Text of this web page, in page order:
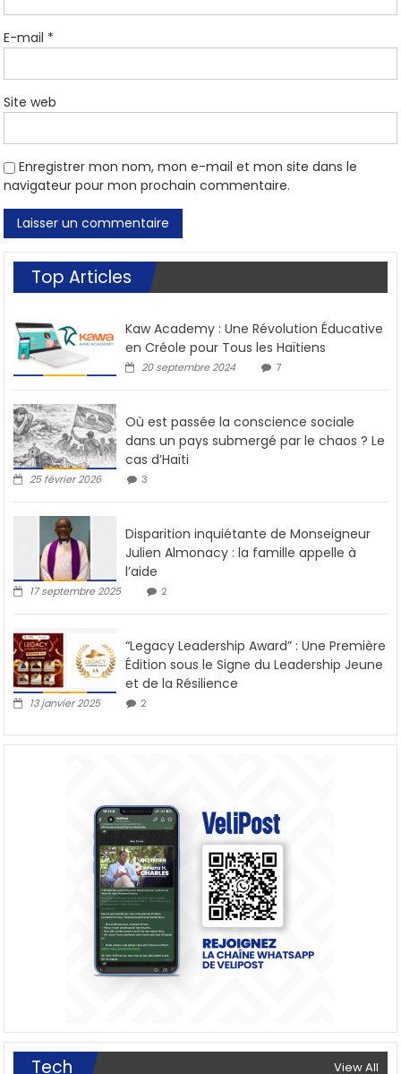
E-mail *
Site web
Enregistrer mon nom, mon e-mail et mon site dans le
navigateur pour mon prochain commentaire.
Top Articles
Kaw Academy : Une Révolution Éducative
en Créole pour Tous les Haïtiens
20 septembre 2024 7
Où est passée la conscience sociale
dans un pays submergé par le chaos ? Le
cas d’Haïti
25 février 2026 3
Disparition inquiétante de Monseigneur
Julien Almonacy : la famille appelle à
l’aide
17 septembre 2025 2
“Legacy Leadership Award” : Une Première
Édition sous le Signe du Leadership Jeune
et de la Résilience
13 janvier 2025 2
Tech View All